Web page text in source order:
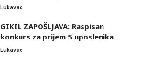
Lukavac
GIKIL ZAPOŠLJAVA: Raspisan
konkurs za prijem 5 uposlenika
Lukavac